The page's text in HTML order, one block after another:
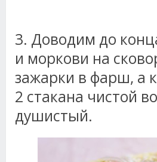
3. Доводим до
и моркови на
зажарки в фарш, а
2 стакана чистой
душистый.